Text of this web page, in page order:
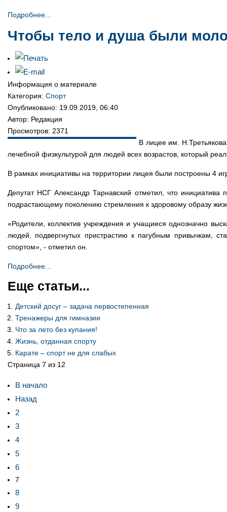
Подробнее...
Чтобы тело и душа были
Информация о материале
Категория: Спорт
Опубликовано: 19.09.2019, 06:40
Автор: Редакция
Просмотров: 2371
В лицее им.
лечебной физкультурой для людей всех возрастов, который
В рамках инициативы на территории лицея были построены 4
Депутат НСГ Александр Тарнавский отметил, что
подрастающему поколению стремления к здоровому образу
«Родители, коллектив учреждения и учащиеся однозначно
людей, подвергнутых пристрастию к пагубным привычкам,
спортом», - отметил он.
Подробнее...
Еще статьи...
Детский досуг – задача первостепенная
Тренажеры для гимназии
Что за лето без купания!
Жизнь, отданная спорту
Карате – спорт не для слабых
Страница 7 из 12
В начало
Назад
2
3
4
5
6
7
8
9